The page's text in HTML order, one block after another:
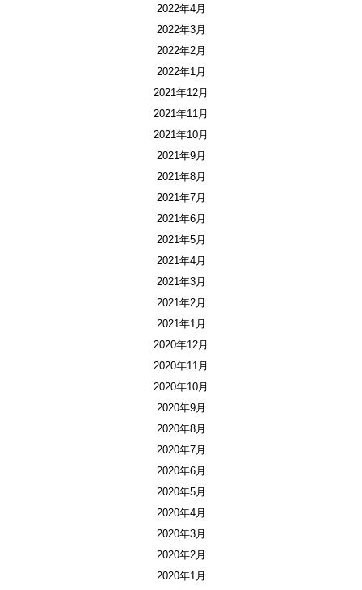
2022年4月
2022年3月
2022年2月
2022年1月
2021年12月
2021年11月
2021年10月
2021年9月
2021年8月
2021年7月
2021年6月
2021年5月
2021年4月
2021年3月
2021年2月
2021年1月
2020年12月
2020年11月
2020年10月
2020年9月
2020年8月
2020年7月
2020年6月
2020年5月
2020年4月
2020年3月
2020年2月
2020年1月